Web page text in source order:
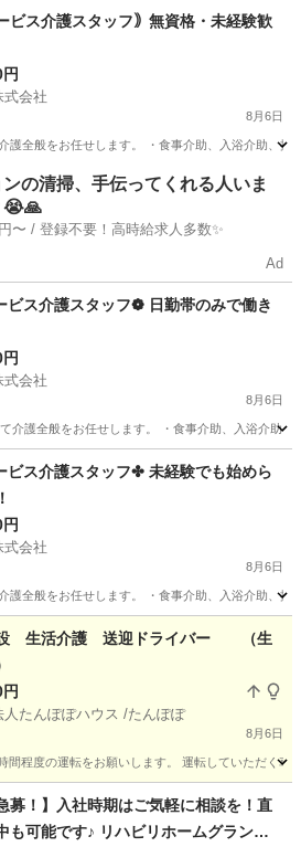
介護
ビス介護スタッフ｠無資格・未経験歓
式会社
8月6日
護全般をお任せします。 ・食事介助、入浴介助、
スタッフ
の清掃、手伝ってくれる人いま
😭🙏
日給例1万円〜 / 登録不要！高時給求人多数✨
Ad
ビス介護スタッフ❁ 日勤帯のみで働き
式会社
8月6日
介護全般をお任せします。 ・食事介助、入浴介
スタッフ
ビス介護スタッフ✤ 未経験でも始めら
式会社
8月6日
護全般をお任せします。 ・食事介助、入浴介助、
設 生活介護 送迎ドライバー （生
人たんぽぽハウス /たんぽぽ
8月6日
程度の運転をお願いします。 運転していただく
介護 B型
募！】入社時期はご気軽に相談を！直
も可能です♪ リハビリホームグランダ